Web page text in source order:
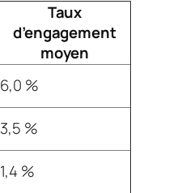
Taux
d’engagement
moyen
6,0 %
3,5 %
1,4 %